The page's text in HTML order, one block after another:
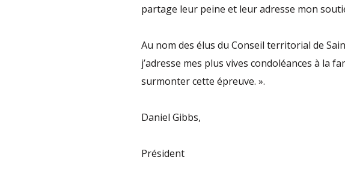
partage leur peine et leur adresse mon
Au nom des élus du Conseil territorial de
j’adresse mes plus vives condoléances à la
surmonter cette épreuve. ».
Daniel Gibbs,
Président